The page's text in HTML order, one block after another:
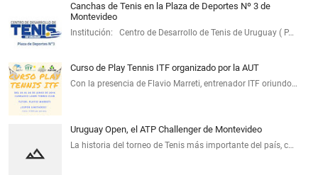
Canchas de Tenis en la Plaza de Deportes Nº 3 de
Montevideo
Institución: Centro de Desarrollo de Tenis de Uruguay ( P…
Curso de Play Tennis ITF organizado por la AUT
Con la presencia de Flavio Marreti, entrenador ITF oriundo…
Uruguay Open, el ATP Challenger de Montevideo
La historia del torneo de Tenis más importante del país, c…